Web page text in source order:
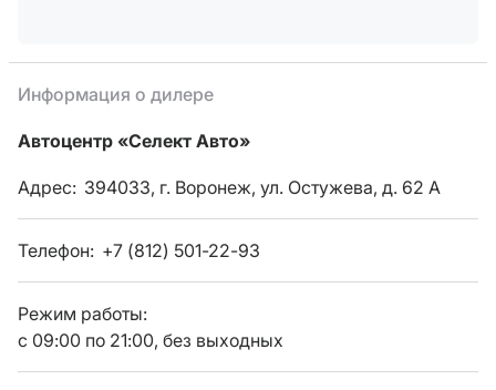
Информация о дилере
Автоцентр «Селект Авто»
Адрес: 394033, г. Воронеж, ул. Остужева, д. 62 А
Телефон: +7 (812) 501-22-93
Режим работы:
с 09:00 по 21:00, без выходных